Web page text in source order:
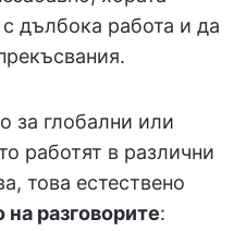
дълбока работа и да
за глобални или
работят в различни
това естествено
разговорите: